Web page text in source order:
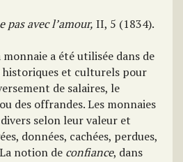
pas avec l’amour, II, 5 (1834).
a été utilisée dans de
et culturels pour
de salaires, le
des offrandes. Les monnaies
selon leur valeur et
données, cachées, perdues,
notion de confiance, dans